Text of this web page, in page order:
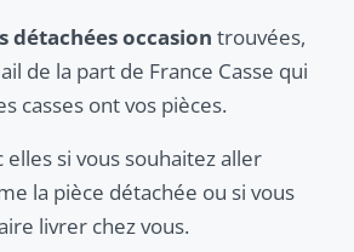
détachées occasion trouvées,
de la part de France Casse qui
casses ont vos pièces.
elles si vous souhaitez aller
la pièce détachée ou si vous
livrer chez vous.